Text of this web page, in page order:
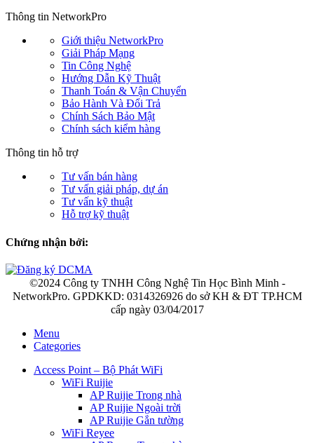
Thông tin NetworkPro
Giới thiệu NetworkPro
Giải Pháp Mạng
Tin Công Nghệ
Hướng Dẫn Kỹ Thuật
Thanh Toán & Vận Chuyển
Bảo Hành Và Đổi Trả
Chính Sách Bảo Mật
Chính sách kiểm hàng
Thông tin hỗ trợ
Tư vấn bán hàng
Tư vấn giải pháp, dự án
Tư vấn kỹ thuật
Hỗ trợ kỹ thuật
Chứng nhận bởi:
©2024 Công ty TNHH Công Nghệ Tin Học Bình Minh -
NetworkPro. GPDKKD: 0314326926 do sở KH & ĐT TP.HCM
cấp ngày 03/04/2017
Menu
Categories
Access Point – Bộ Phát WiFi
WiFi Ruijie
AP Ruijie Trong nhà
AP Ruijie Ngoài trời
AP Ruijie Gắn tường
WiFi Reyee